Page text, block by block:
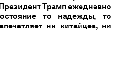
Трамп ежедневно
то надежды, то
ни китайцев, ни